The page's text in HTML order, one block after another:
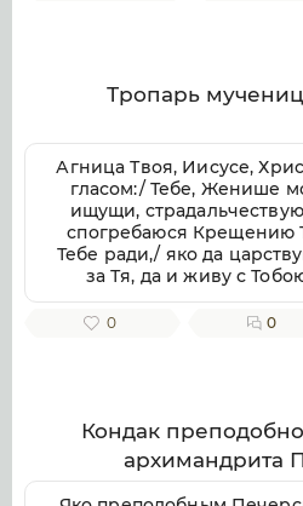
Тропарь
Агница Твоя, Иисусе,
гласом:/ Тебе, Женише
ищущи,
спогребаюся Крещению
Тебе ради,/ яко да
за Тя, да и живу с
непорочную приими
пожершуюся Тебе.//
0 0
Кондак
архимандрита